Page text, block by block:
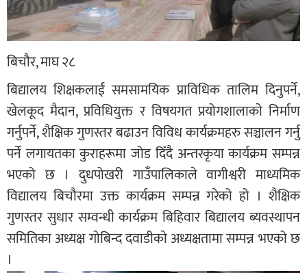
बिचौर, माघ २८
बिद्यालय शिक्षकलाई समसामयिक प्राविधिक तालिम दिनुपर्ने,
खेलकूद मैदान, प्रविधियुक्त र विषयगत प्रयोगशालाकाे निर्माण
गर्नुपर्ने, शैक्षिक गुणस्तर बढाउन विविध कार्यक्रमहरु सञ्चालन गर्नु
पर्ने लगायतका कुराहरूमा जोड दिँदै अन्तरकृया कार्यक्रम सम्पन्न
भएको छ । दुधपोखरी गाउँपालिकाले वागीश्वरी माध्यमिक
विद्यालय बिचौरमा उक्त कार्यक्रम सम्पन्न गरेको हो । शैक्षिक
गुणस्तर सुधार सम्वन्धी कार्यक्रम बिहिवार बिद्यालय ब्यवस्थापन
समितिका अध्यक्ष गोबिन्द दवाडीकाे अध्यक्षतामा सम्पन्न भएको छ
।